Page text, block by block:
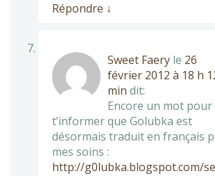
Répondre ↓
Sweet Faery le 26
février 2012 à 18 h
min dit:
Encore un mot pour
t’informer que Golubka est
désormais traduit en français
mes soins :
http://g0lubka.blogspot.com/